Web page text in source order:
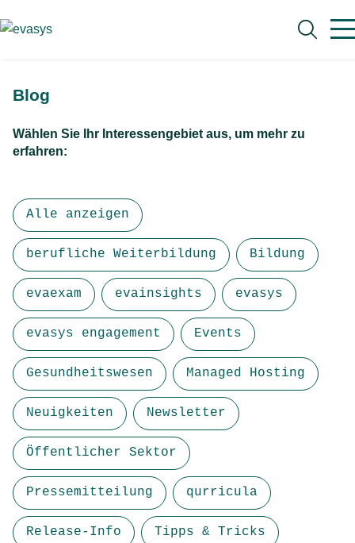
Blog
Wählen Sie Ihr Interessengebiet aus, um mehr zu
erfahren:
Alle anzeigen
berufliche Weiterbildung Bildung
evaexam evainsights evasys
evasys engagement Events
Gesundheitswesen Managed Hosting
Neuigkeiten Newsletter
Öffentlicher Sektor
Pressemitteilung qurricula
Release-Info Tipps & Tricks